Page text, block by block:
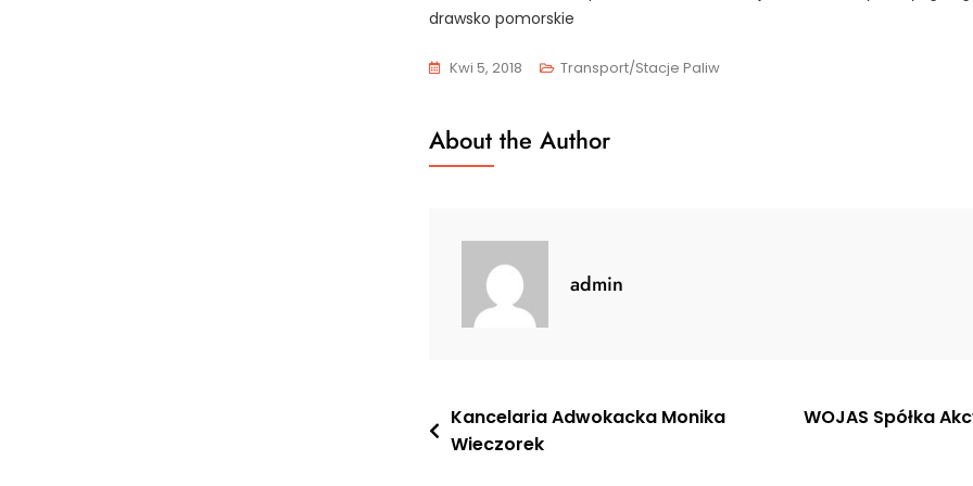
drawsko pomorskie
Kwi 5, 2018 Transport/Stacje Paliw
About the Author
admin
Nawigacja
wpisu
Kancelaria Adwokacka Monika
Wieczorek
WOJAS Spółka